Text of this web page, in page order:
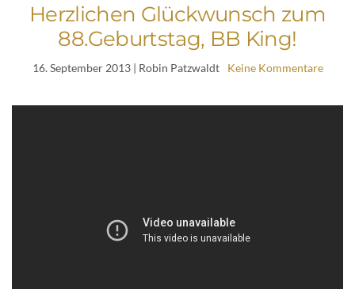
Herzlichen Glückwunsch zum
88.Geburtstag, BB King!
16. September 2013| Robin Patzwaldt Keine Kommentare